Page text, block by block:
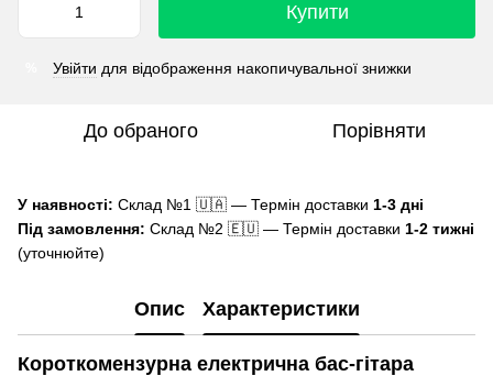
Купити
Увійти для відображення накопичувальної знижки
До обраного Порівняти
У наявності: Склад №1 🇺🇦 — Термін доставки 1-3 дні
Під замовлення: Склад №2 🇪🇺 — Термін доставки 1-2 тижні
(уточнюйте)
Опис Характеристики
Короткомензурна електрична бас-гітара